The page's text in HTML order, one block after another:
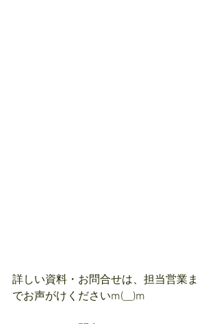
詳しい資料・お問合せは、担当営業ま
でお声がけくださいm(__)m